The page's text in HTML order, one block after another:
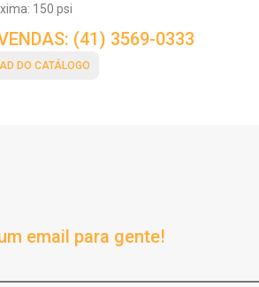
150 psi
(41) 3569-0333
DO CATÁLOGO
email para gente!